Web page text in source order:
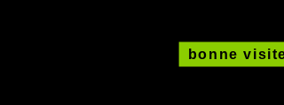
bonne